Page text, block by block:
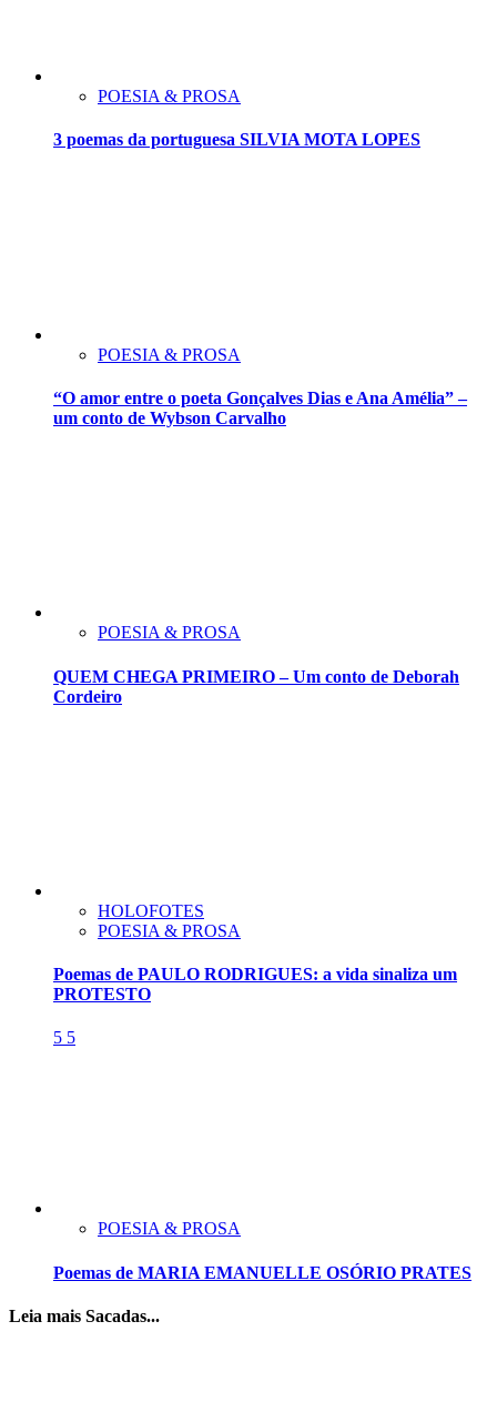
POESIA & PROSA
3 poemas da portuguesa SILVIA MOTA LOPES
POESIA & PROSA
“O amor entre o poeta Gonçalves Dias e Ana Amélia” –
um conto de Wybson Carvalho
POESIA & PROSA
QUEM CHEGA PRIMEIRO – Um conto de Deborah
Cordeiro
HOLOFOTES
POESIA & PROSA
Poemas de PAULO RODRIGUES: a vida sinaliza um
PROTESTO
5 5
POESIA & PROSA
Poemas de MARIA EMANUELLE OSÓRIO PRATES
Leia mais Sacadas...